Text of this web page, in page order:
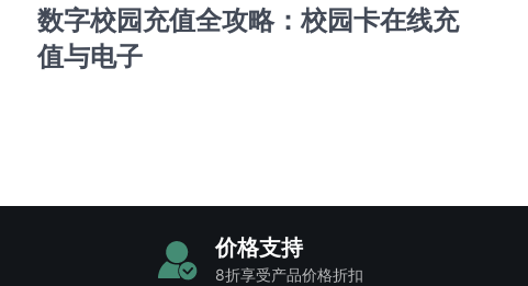
数字校园充值全攻略：校园卡在线充
值与电子
价格支持
8折享受产品价格折扣